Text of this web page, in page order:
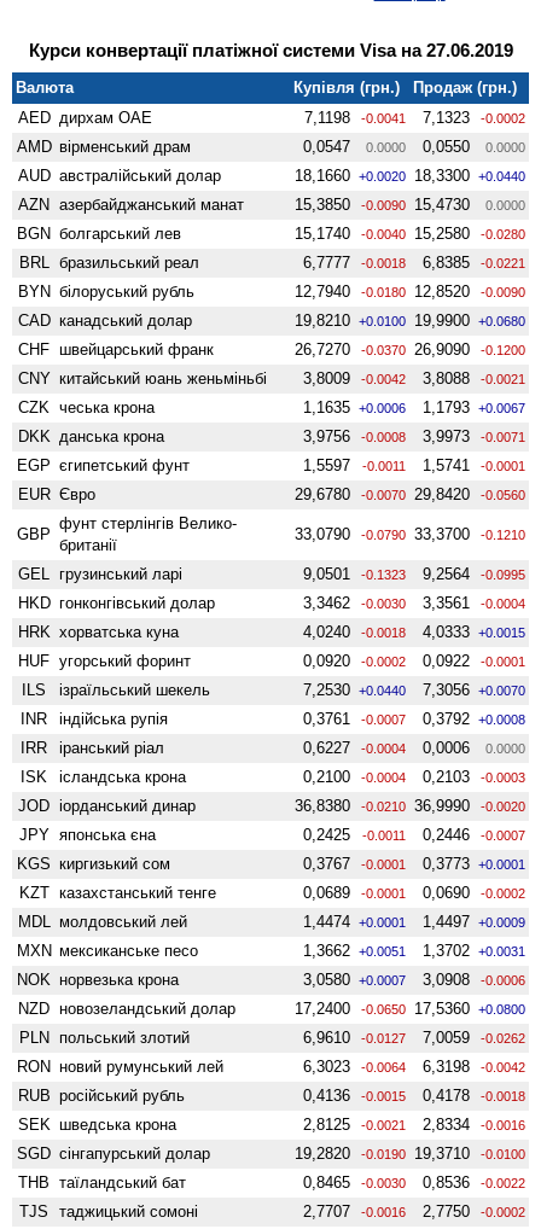
Курси конвертації платіжної системи Visa на 27.06.2019
Валюта Купівля (грн.)
Продаж (грн.)
AED дирхам ОАЕ 7,1198 -0.0041 7,1323 -0.0002
AMD вiрменський драм 0,0547 0.0000 0,0550 0.0000
AUD австралійський долар 18,1660 +0.0020 18,3300 +0.0440
AZN азербайджанський манат 15,3850 -0.0090 15,4730 0.0000
BGN болгарський лев 15,1740 -0.0040 15,2580 -0.0280
BRL бразильський реал 6,7777 -0.0018 6,8385 -0.0221
BYN білоруський рубль 12,7940 -0.0180 12,8520 -0.0090
CAD канадський долар 19,8210 +0.0100 19,9900 +0.0680
CHF швейцарський франк 26,7270 -0.0370 26,9090 -0.1200
CNY китайський юань женьмiньбi 3,8009 -0.0042 3,8088 -0.0021
CZK чеська крона 1,1635 +0.0006 1,1793 +0.0067
DKK данська крона 3,9756 -0.0008 3,9973 -0.0071
EGP єгипетський фунт 1,5597 -0.0011 1,5741 -0.0001
EUR Євро 29,6780 -0.0070 29,8420 -0.0560
GBP
фунт стерлінгів Велико­
британії
33,0790 -0.0790 33,3700 -0.1210
GEL грузинський ларі 9,0501 -0.1323 9,2564 -0.0995
HKD гонконгівський долар 3,3462 -0.0030 3,3561 -0.0004
HRK хорватська куна 4,0240 -0.0018 4,0333 +0.0015
HUF угорський форинт 0,0920 -0.0002 0,0922 -0.0001
ILS ізраїльський шекель 7,2530 +0.0440 7,3056 +0.0070
INR індійська рупія 0,3761 -0.0007 0,3792 +0.0008
IRR іранський ріал 0,6227 -0.0004 0,0006 0.0000
ISK ісландська крона 0,2100 -0.0004 0,2103 -0.0003
JOD іорданський динар 36,8380 -0.0210 36,9990 -0.0020
JPY японська єна 0,2425 -0.0011 0,2446 -0.0007
KGS киргизький сом 0,3767 -0.0001 0,3773 +0.0001
KZT казахстанський тенге 0,0689 -0.0001 0,0690 -0.0002
MDL молдовський лей 1,4474 +0.0001 1,4497 +0.0009
MXN мексиканське песо 1,3662 +0.0051 1,3702 +0.0031
NOK норвезька крона 3,0580 +0.0007 3,0908 -0.0006
NZD ново­зеландський долар 17,2400 -0.0650 17,5360 +0.0800
PLN польський злотий 6,9610 -0.0127 7,0059 -0.0262
RON новий румунський лей 6,3023 -0.0064 6,3198 -0.0042
RUB російський рубль 0,4136 -0.0015 0,4178 -0.0018
SEK шведська крона 2,8125 -0.0021 2,8334 -0.0016
SGD сінгапурський долар 19,2820 -0.0190 19,3710 -0.0100
THB таїландський бат 0,8465 -0.0030 0,8536 -0.0022
TJS таджицький сомоні 2,7707 -0.0016 2,7750 -0.0002